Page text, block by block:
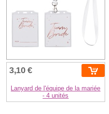
3,10 €
Lanyard de l'équipe de la mariée
- 4 unités